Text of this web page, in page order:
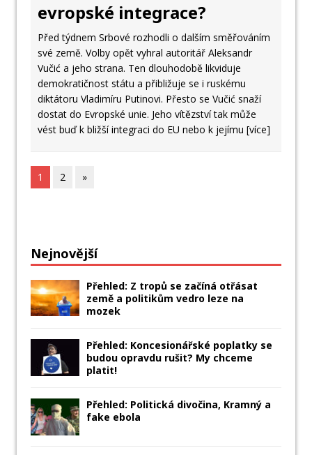
evropské integrace?
Před týdnem Srbové rozhodli o dalším směřováním
své země. Volby opět vyhral autoritář Aleksandr
Vučić a jeho strana. Ten dlouhodobě likviduje
demokratičnost státu a přibližuje se i ruskému
diktátoru Vladimíru Putinovi. Přesto se Vučić snaží
dostat do Evropské unie. Jeho vítězství tak může
vést buď k bližší integraci do EU nebo k jejímu [více]
1 2 »
Nejnovější
Přehled: Z tropů se začíná otřásat
země a politikům vedro leze na
mozek
Přehled: Koncesionářské poplatky se
budou opravdu rušit? My chceme
platit!
Přehled: Politická divočina, Kramný a
fake ebola